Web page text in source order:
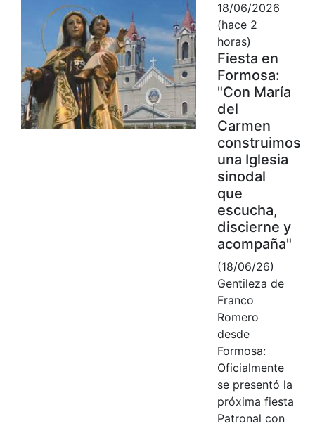
18/06/2026
(hace 2
horas)
Fiesta en
Formosa:
"Con María
del
Carmen
construimos
una Iglesia
sinodal
que
escucha,
discierne y
acompaña"
(18/06/26)
Gentileza de
Franco
Romero
desde
Formosa:
Oficialmente
se presentó la
próxima fiesta
Patronal con